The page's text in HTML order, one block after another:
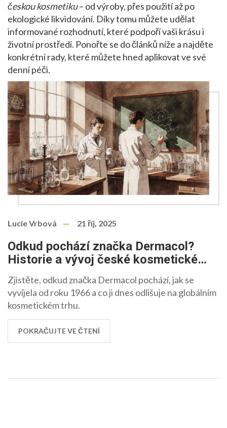
českou kosmetiku– od výroby, přes použití až po
ekologické likvidování. Díky tomu můžete udělat
informované rozhodnutí, které podpoří vaši krásu i
životní prostředí. Ponořte se do článků níže a najděte
konkrétní rady, které můžete hned aplikovat ve své
denní péči.
Lucie Vrbová 21 říj, 2025
Odkud pochází značka Dermacol?
Historie a vývoj české kosmetické
ikony
Zjistěte, odkud značka Dermacol pochází, jak se
vyvíjela od roku 1966 a co ji dnes odlišuje na globálním
kosmetickém trhu.
POKRAČUJTE VE ČTENÍ